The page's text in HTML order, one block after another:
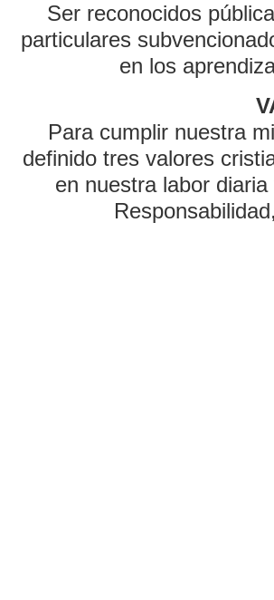
Ser reconocidos
particulares
en los
Para cumplir nuestra
definido tres valores
en nuestra labor